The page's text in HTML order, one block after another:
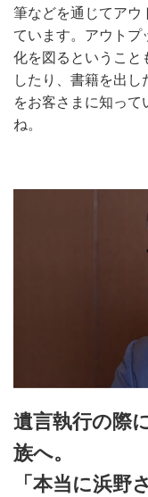
筆などを通じてアウ
ています。アウトプ
化を図るということ
したり、書籍を出し
をお客さまに知って
ね。
遺言執行の際
族へ。
「本当に浜野